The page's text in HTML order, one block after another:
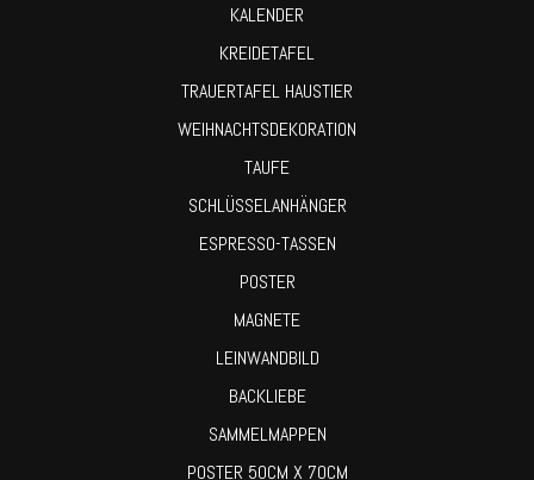
KALENDER
KREIDETAFEL
TRAUERTAFEL HAUSTIER
WEIHNACHTSDEKORATION
TAUFE
SCHLÜSSELANHÄNGER
ESPRESSO-TASSEN
POSTER
MAGNETE
LEINWANDBILD
BACKLIEBE
SAMMELMAPPEN
POSTER 50CM X 70CM